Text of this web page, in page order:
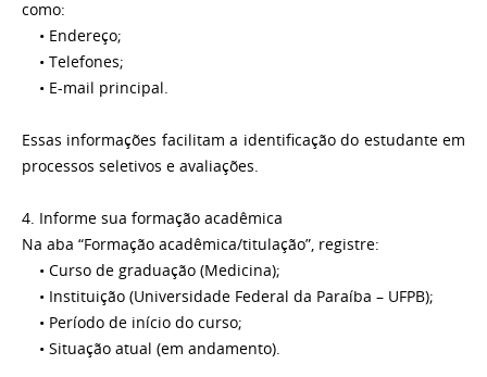
como:
• Endereço;
• Telefones;
• E-mail principal.
Essas informações facilitam a identificação do estudante em
processos seletivos e avaliações.
4. Informe sua formação acadêmica
Na aba “Formação acadêmica/titulação”, registre:
• Curso de graduação (Medicina);
• Instituição (Universidade Federal da Paraíba – UFPB);
• Período de início do curso;
• Situação atual (em andamento).